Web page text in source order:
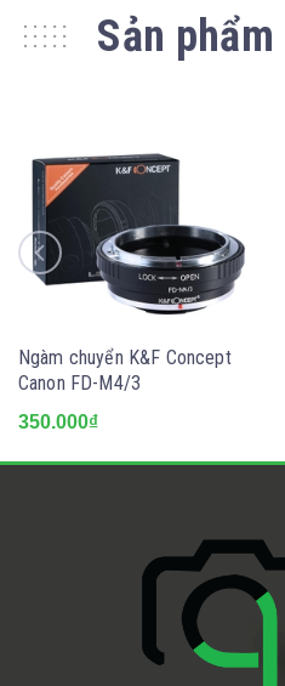
Sản
Ngàm chuyển K&F Concept
Canon FD-M4/3
350.000₫